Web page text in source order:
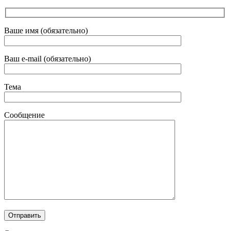
Ваше имя (обязательно)
Ваш e-mail (обязательно)
Тема
Сообщение